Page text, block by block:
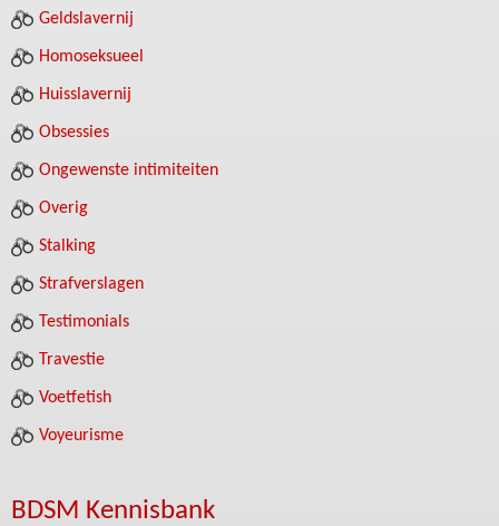
Geldslavernij
Homoseksueel
Huisslavernij
Obsessies
Ongewenste intimiteiten
Overig
Stalking
Strafverslagen
Testimonials
Travestie
Voetfetish
Voyeurisme
BDSM Kennisbank